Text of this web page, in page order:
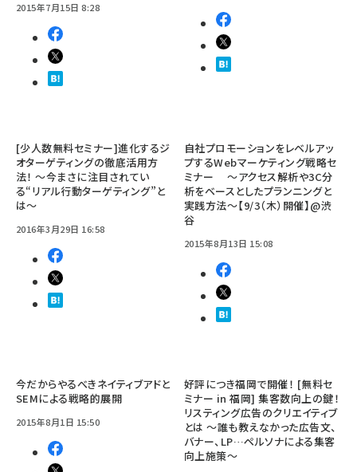
2015年7月15日 8:28
[少人数無料セミナー]進化するジ
オターゲティングの徹底活用方
法！ ～今まさに注目されてい
る“リアル行動ターゲティング”と
は～
2016年3月29日 16:58
自社プロモーションをレベルアッ
プするWebマーケティング戦略セ
ミナー ～アクセス解析や3C分
析をベースとしたプランニングと
実践方法～【9/3（木）開催】@渋
谷
2015年8月13日 15:08
今だからやるべきネイティブアドと
SEMによる戦略的展開
2015年8月1日 15:50
好評につき福岡で開催！ [無料セ
ミナー in 福岡] 集客数向上の鍵！
リスティング広告のクリエイティブ
とは ～誰も教えなかった広告文、
バナー、LP…ペルソナによる集客
向上施策～